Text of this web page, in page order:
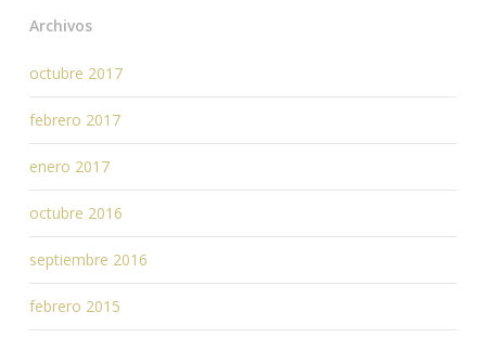
Archivos
octubre 2017
febrero 2017
enero 2017
octubre 2016
septiembre 2016
febrero 2015